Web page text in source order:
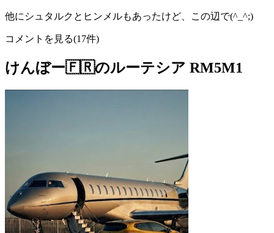
他にシュタルクとヒンメルもあったけど、この辺で(^_^;)
コメントを見る(17件)
けんぼー🇫🇷のルーテシア RM5M1